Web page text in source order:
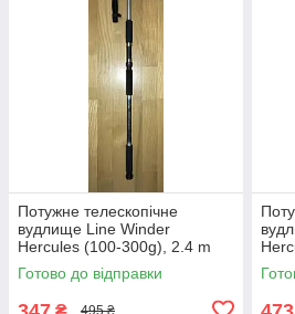
Потужне телескопічне
вудлище Line Winder
Hercules (100-300g), 2.4 m
Готово до відправки